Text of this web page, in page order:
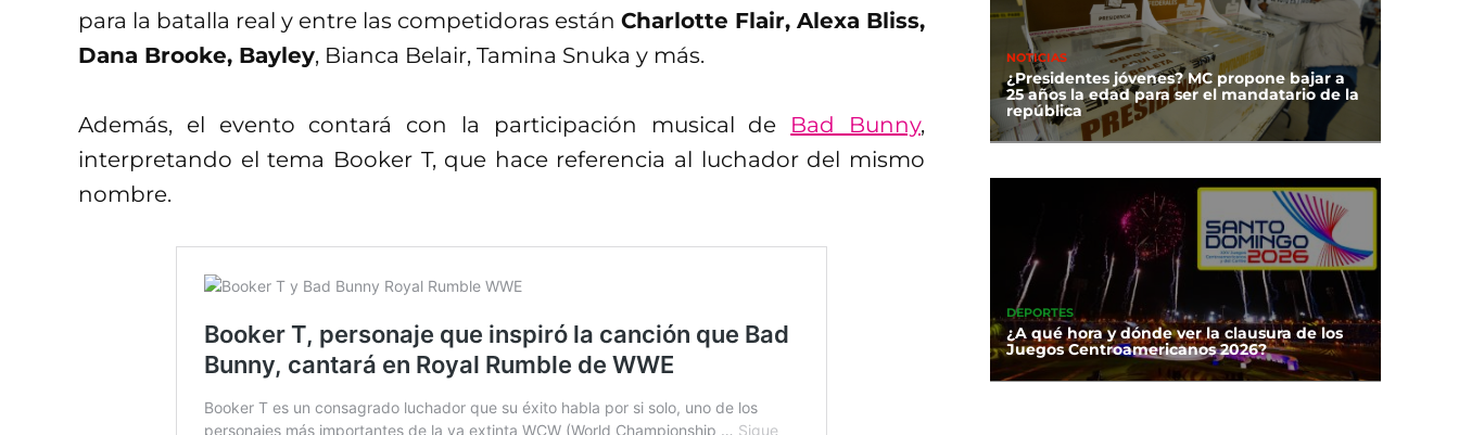
para la batalla real y entre las competidoras están Charlotte Flair, Alexa Bliss,
Dana Brooke, Bayley, Bianca Belair, Tamina Snuka y más.
Además, el evento contará con la participación musical de Bad Bunny,
interpretando el tema Booker T, que hace referencia al luchador del mismo
nombre.
NOTICIAS
¿Presidentes jóvenes? MC propone bajar a
25 años la edad para ser el mandatario de la
república
DEPORTES
¿A qué hora y dónde ver la clausura de los
Juegos Centroamericanos 2026?